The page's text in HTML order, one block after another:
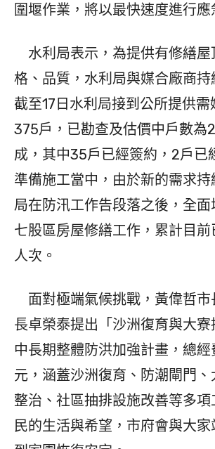
圍堰作業，將以最快速度進行應
水利局表示，為提供有修繕屋
格、品質，水利局與媒合廠商持
截至17日水利局接到公所提供需
375戶，已勘查及估價中戶數為
成，其中35戶已經簽約，2戶已
準備施工當中，由於新的需求持
局在防汛工作告段落之後，全面
七股區房屋修繕工作，累計目前
人次。
面對極端氣候挑戰，黃偉哲市
長卓榮泰提出「沙洲復育與大
中長期整體防洪加強計畫，總經
元，涵蓋沙洲復育、防潮閘門
整治、社區抽排設施改善等多
民的生活與希望，市府會與大